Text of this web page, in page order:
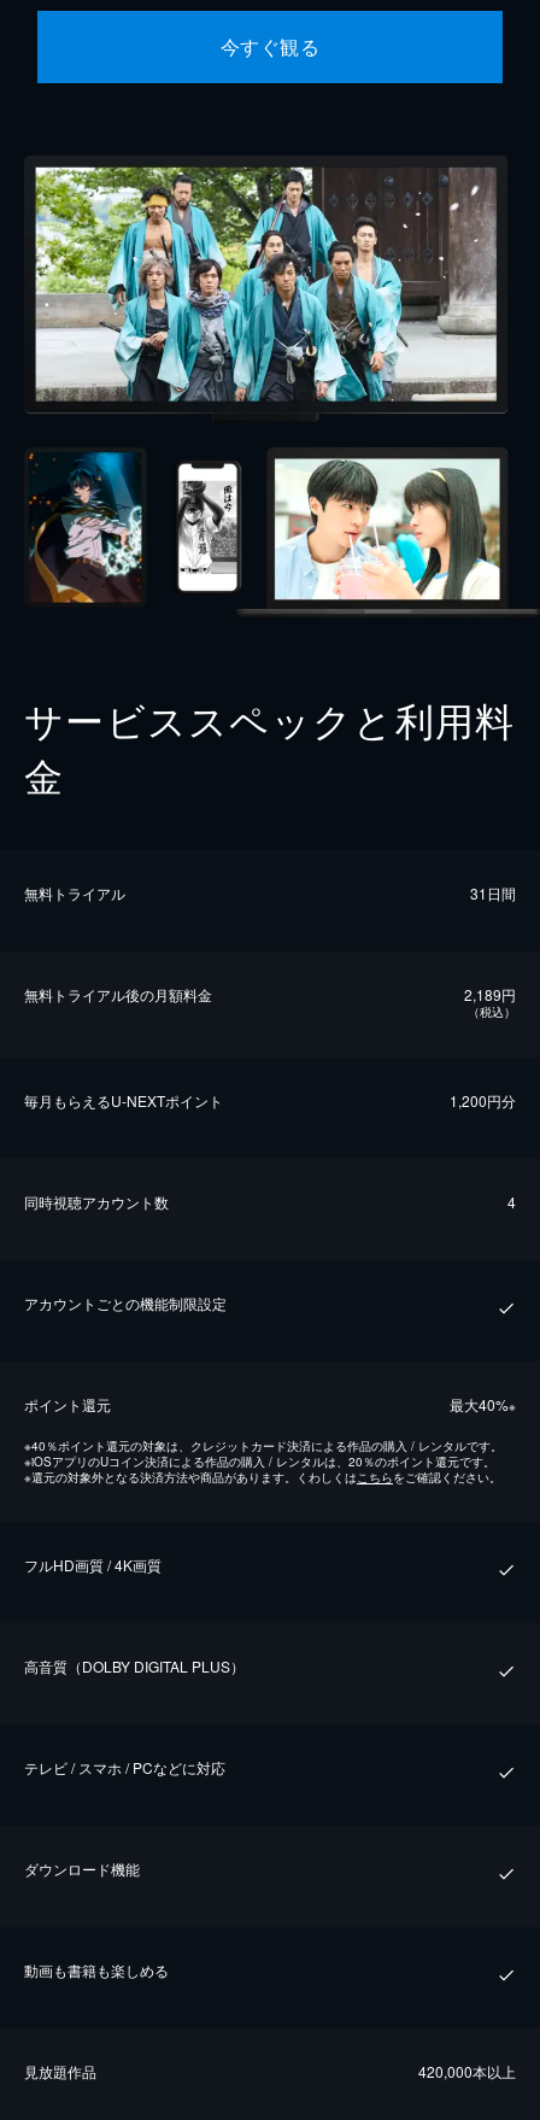
今すぐ観る
サービススペックと利用料
金
無料トライアル 31日間
無料トライアル後の⽉額料金 2,189円
（税込）
毎⽉もらえるU-NEXTポイント 1,200円分
同時視聴アカウント数 4
アカウントごとの機能制限設定
ポイント還元 最⼤40%※
※40％ポイント還元の対象は、クレジットカード決済による作品の購入 / レンタルです。
※iOSアプリのUコイン決済による作品の購入 / レンタルは、20％のポイント還元です。
※還元の対象外となる決済方法や商品があります。くわしくはこちらをご確認ください。
フルHD画質 / 4K画質
⾼⾳質（DOLBY DIGITAL PLUS）
テレビ / スマホ / PCなどに対応
ダウンロード機能
動画も書籍も楽しめる
⾒放題作品 420,000本以上